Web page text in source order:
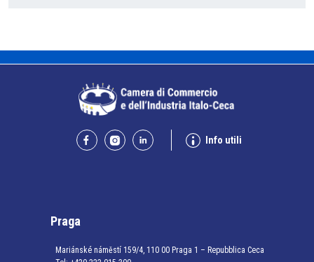
Info utili
Praga
Mariánské náměstí 159/4, 110 00 Praga 1 – Repubblica Ceca